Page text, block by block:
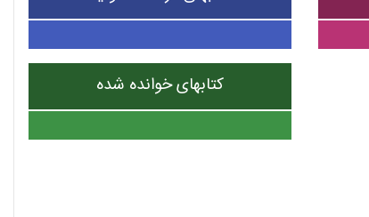
کتابهای خوانده شده